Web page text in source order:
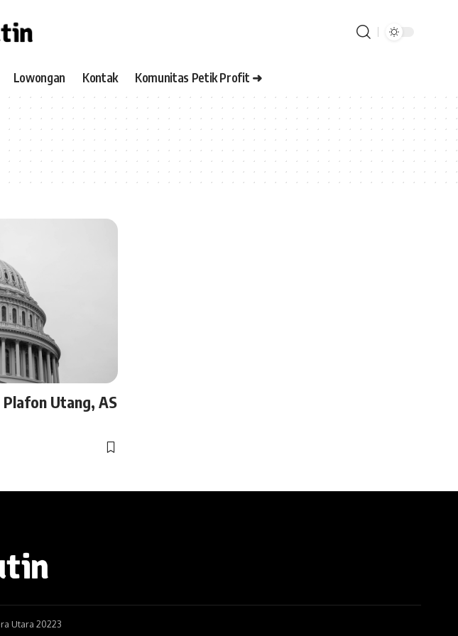
Lowongan Kontak Komunitas Petik Profit ➜
Utang, AS
Utara 20223